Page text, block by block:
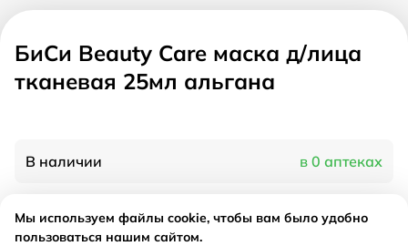
БиСи Beauty Care маска д/лица
тканевая 25мл альгана
В наличии в 0 аптеках
Характеристики
Мы используем файлы cookie, чтобы вам было удобно
пользоваться нашим сайтом.